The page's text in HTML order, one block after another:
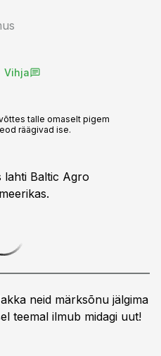
Vihja
talle omaselt pigem
räägivad ise.
lahti Baltic Agro
neid märksõnu jälgima
teemal ilmub midagi uut!